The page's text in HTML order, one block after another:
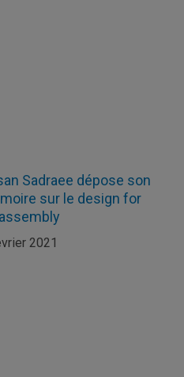
Sadraee dépose son
sur le design for
2021